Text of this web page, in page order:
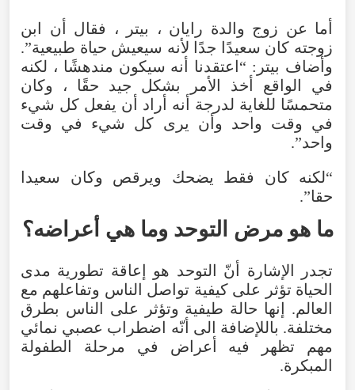
أما عن زوج والدة رايان ، بيتر ، فقال أن ابن
زوجته كان سعيدًا جدًا لأنه سيعيش حياة طبيعية”.
وأضاف بيتر: “اعتقدنا أنه سيكون مندهشًا ، لكنه
في الواقع أخذ الأمر بشكل جيد حقًا ، وكان
متحمسًا للغاية لدرجة أنه أراد أن يفعل كل شيء
في وقت واحد وأن يرى كل شيء في وقت
واحد”.
“لكنه كان فقط يضحك ويرقص وكان سعيدا
حقا”.
ما هو مرض التوحد وما هي أعراضه؟
تجدر الإشارة أنّ التوحد هو إعاقة تطورية مدى
الحياة تؤثر على كيفية تواصل الناس وتفاعلهم مع
العالم. إنها حالة طيفية وتؤثر على الناس بطرق
مختلفة. باللإضافة الى أنّه اضطراب عصبي نمائي
مهم تظهر فيه أعراض في مرحلة الطفولة
المبكرة.